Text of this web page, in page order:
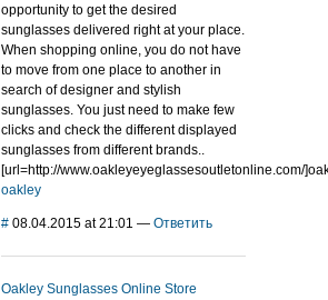
opportunity to get the desired
sunglasses delivered right at your place.
When shopping online, you do not have
to move from one place to another in
search of designer and stylish
sunglasses. You just need to make few
clicks and check the different displayed
sunglasses from different brands..
[url=http://www.oakleyeyeglassesoutletonline.com/
oakley
# 08.04.2015 at 21:01 — Ответить
Oakley Sunglasses Online Store